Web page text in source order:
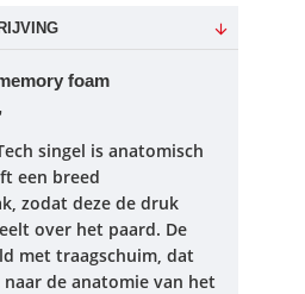
foam
singel is anatomisch
een breed
zodat deze de druk
over het paard. De
met traagschuim, dat
de anatomie van het